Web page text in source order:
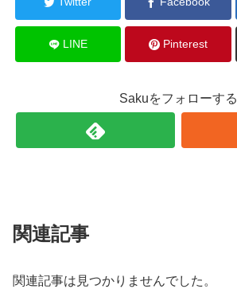
LINE Pinterest
Sakuをフォローする
関連記事
関連記事は見つかりませんでした。